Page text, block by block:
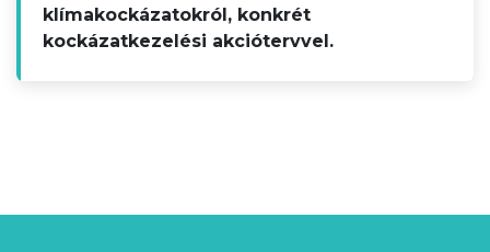
klímakockázatokról, konkrét
kockázatkezelési akciótervvel.